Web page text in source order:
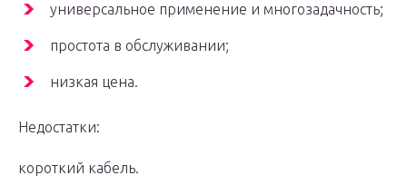
универсальное применение и многозадачность;
простота в обслуживании;
низкая цена.
Недостатки:
короткий кабель.